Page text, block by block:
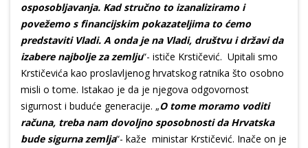
osposobljavanja. Kad stručno to izanaliziramo i
povežemo s financijskim pokazateljima to ćemo
predstaviti Vladi. A onda je na Vladi, društvu i državi da
izabere najbolje za zemlju“- ističe Krstičević. Upitali smo
Krstičevića kao proslavljenog hrvatskog ratnika što osobno
misli o tome. Istakao je da je njegova odgovornost
sigurnost i buduće generacije. „O tome moramo voditi
računa, treba nam dovoljno sposobnosti da Hrvatska
bude sigurna zemlja“- kaže ministar Krstičević. Inače on je